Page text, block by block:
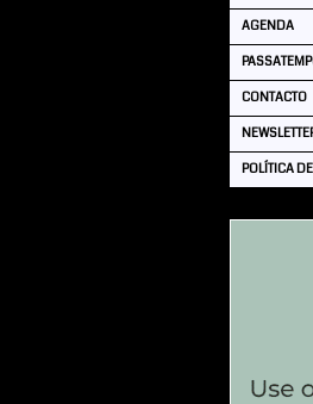
AGENDA
CONTACTO
POLÍTICA